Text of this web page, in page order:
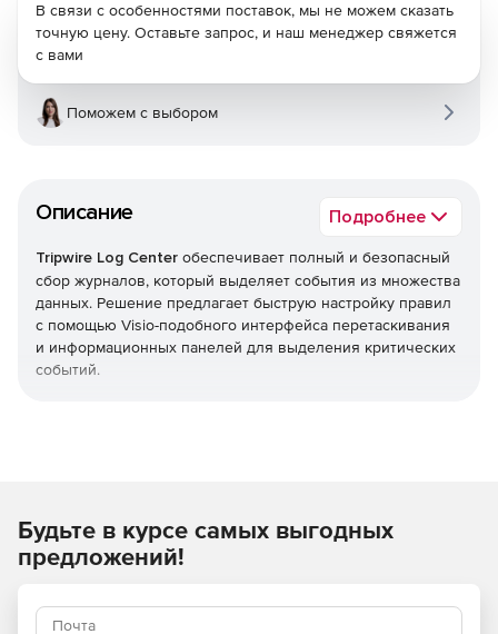
Описание Подробнее
Tripwire Log Center обеспечивает полный и безопасный
сбор журналов, который выделяет события из множества
данных. Решение предлагает быструю настройку правил
с помощью Visio-подобного интерфейса перетаскивания
и информационных панелей для выделения критических
событий.
Tripwire Enterprise и Tripwire IP360 для обнаружения и
реагирования на аномалии и подозрительные действия.
требованиям для сбора и хранения журналов, сохранять
В связи с особенностями поставок, мы не можем сказать
точную цену. Оставьте запрос, и наш менеджер свяжется
с вами
Поможем с выбором
Будьте в курсе самых выгодных
предложений!